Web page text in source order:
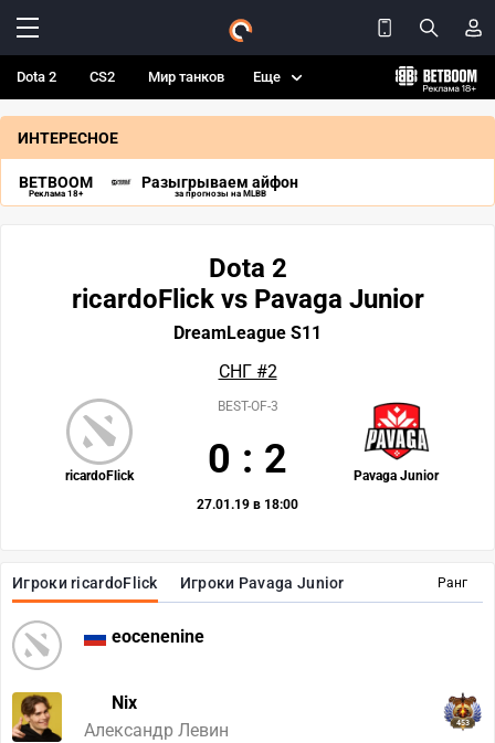
Dota 2 CS2 Мир танков Еще
ИНТЕРЕСНОЕ
BETBOOM
Реклама 18+
Разыгрываем айфон
за прогнозы на MLBB
Ранг
Игроки ricardoFlick Игроки Pavaga Junior
eocenenine
Nix
Александр Левин
453
Dota 2
ricardoFlick vs Pavaga Junior
DreamLeague S11
СНГ #2
ricardoFlick Pavaga Junior
BEST-OF-3
0 : 2
27.01.19 в 18:00